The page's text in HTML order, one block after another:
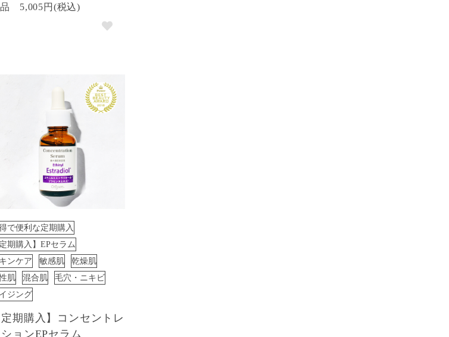
5,005円(税込)
で便利な定期購入
定期購入】EPセラム
ンケア
敏感肌
乾燥肌
肌
混合肌
毛穴・ニキビ
ジング
定期購入】コンセントレ
ョンEPセラム